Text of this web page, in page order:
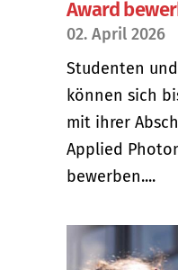
Award
02. April 2026
Studenten
können sich
mit ihrer
Applied
bewerben....